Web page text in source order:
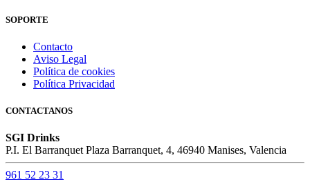
SOPORTE
Contacto
Aviso Legal
Política de cookies
Política Privacidad
CONTACTANOS
SGI Drinks
P.I. El Barranquet Plaza Barranquet, 4, 46940 Manises, Valencia
961 52 23 31